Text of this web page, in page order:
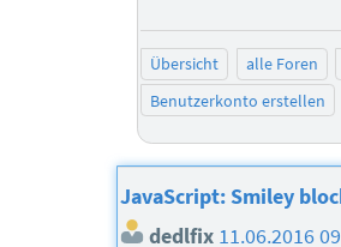
Übersicht alle Foren
Benutzerkonto erstellen
JavaScript: Smiley
dedlfix 11.06.2016